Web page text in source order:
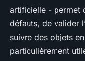
artificielle - permet
défauts, de valider
suivre des objets
particulièrement